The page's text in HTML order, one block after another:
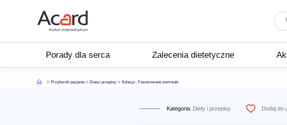
Porady dla serca Zalecenia dietetyczne
Przybornik pacjenta Dieta i przepisy Kolacja - Faszerowane ziemniaki
Kategoria: Diety i przepisy Dodaj do